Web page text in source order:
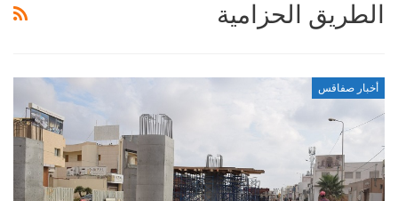
الطريق الحزامية
أخبار صفاقس